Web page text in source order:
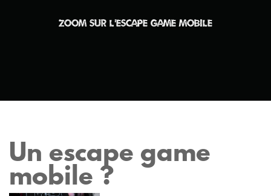
ZOOM SUR L’ESCAPE GAME MOBILE
Un escape game
mobile ?